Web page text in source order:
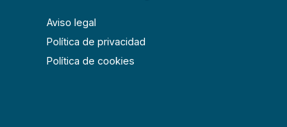
Aviso legal
Política de privacidad
Política de cookies